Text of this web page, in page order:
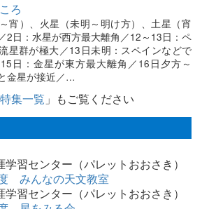
ろ
宵）、火星（未明～明け方）、土星（宵
2日：水星が西方最大離角／12～13日：ペ
星群が極大／13日未明：スペインなどで
日：金星が東方最大離角／16日夕方～
金星が接近／…
特集一覧 」もご覧ください